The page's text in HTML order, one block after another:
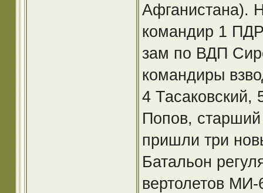
Афганистана).
командир 1
зам по ВДП
командиры
4
Попов,
пришли три
Батальон
вертолетов